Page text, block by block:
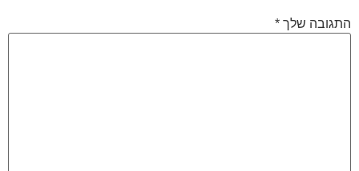
התגובה שלך *